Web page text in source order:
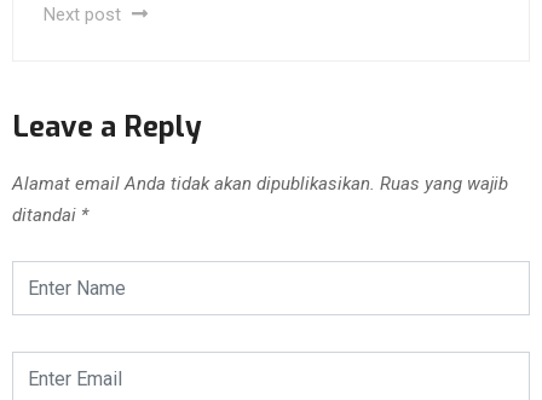
Next post
Leave a Reply
Alamat email Anda tidak akan dipublikasikan. Ruas yang wajib
ditandai *